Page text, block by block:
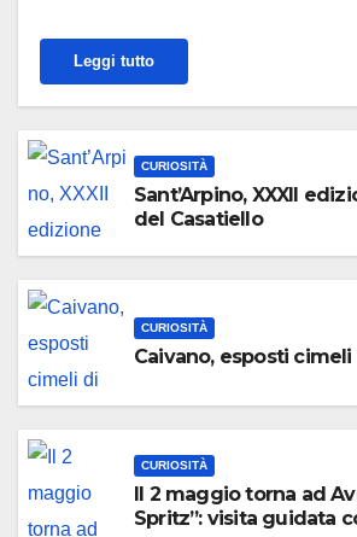
Leggi tutto
CURIOSITÀ
Sant’Arpino, XXXII
del Casatiello
CURIOSITÀ
Caivano, esposti
CURIOSITÀ
Il 2 maggio torna ad
Spritz”: visita guidata